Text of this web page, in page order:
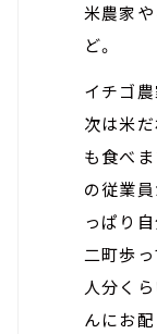
米農家
ど。
イチゴ
次は米
も食べ
の従業
っぱり
二町歩
人分く
んにお